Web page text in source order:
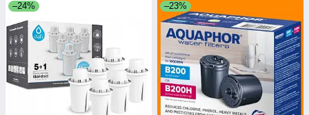
–24% –23%